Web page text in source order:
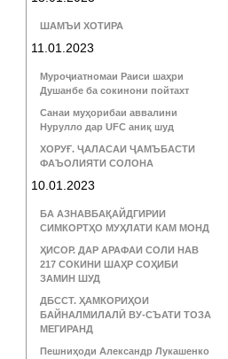
ШАМЪИ ХОТИРА
11.01.2023
Муроҷиатномаи Раиси шаҳри
Душанбе ба сокинони пойтахт
Санаи муҳорибаи аввалини
Нурулло дар UFC аниқ шуд
ХОРУҒ. ҶАЛАСАИ ҶАМЪБАСТИ
ФАЪОЛИЯТИ СОЛОНА
10.01.2023
БА АЗНАВБАҚАЙДГИРИИ
СИМКОРТҲО МУҲЛАТИ КАМ МОНД
ҲИСОР. ДАР АРАФАИ СОЛИ НАВ
217 СОКИНИ ШАҲР СОҲИБИ
ЗАМИН ШУД
ДБССТ. ҲАМКОРИҲОИ
БАЙНАЛМИЛАЛӢ ВУ-СЪАТИ ТОЗА
МЕГИРАНД
Пешниҳоди Александр Лукашенко